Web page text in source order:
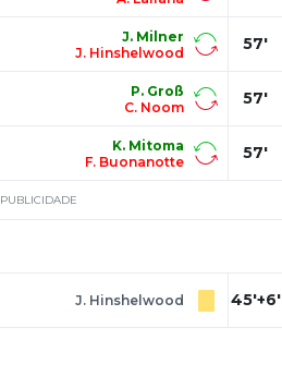
57'
J. Milner
J. Hinshelwood
57'
P. Groß
C. Noom
57'
K. Mitoma
F. Buonanotte
PUBLICIDADE
45'+6'
J. Hinshelwood